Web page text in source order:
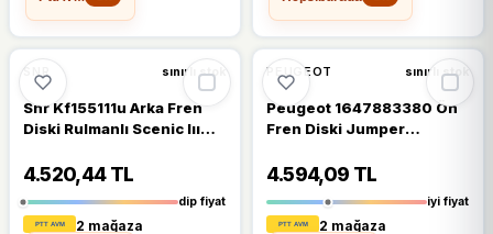
%30 DÜŞTÜ
SNR sınırlı stok
Snr Kf155111u Arka Fren
Diski Rulmanlı Scenic Iıı
Scenic Iıı 5 Bijon
432024048r
4.520,44 TL
dip fiyat
2 mağaza
%35 DÜŞTÜ
PEUGEOT sınırlı stok
Peugeot 1647883380 Ön
Fren Diski Jumper
Traveller Proace 1.6
2.0hdı 16 9805260180
4.594,09 TL
iyi fiyat
2 mağaza